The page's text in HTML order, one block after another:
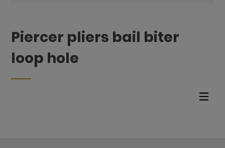
Piercer pliers bail biter
loop hole